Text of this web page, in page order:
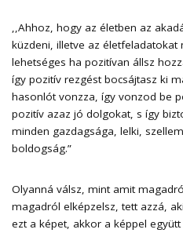
,,Ahhoz, hogy az életben az
küzdeni, illetve az életfeladatokat
lehetséges ha pozitívan állsz
így pozitív rezgést bocsájtasz ki
hasonlót vonzza, így vonzod be
pozitív azaz jó dolgokat, s így
minden gazdagsága, lelki,
boldogság.”
Olyanná válsz, mint amit
magadról elképzelsz, tett azzá,
ezt a képet, akkor a képpel